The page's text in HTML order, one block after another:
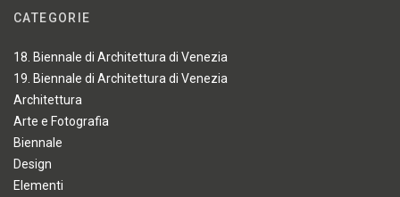
CATEGORIE
18. Biennale di Architettura di Venezia
19. Biennale di Architettura di Venezia
Architettura
Arte e Fotografia
Biennale
Design
Elementi